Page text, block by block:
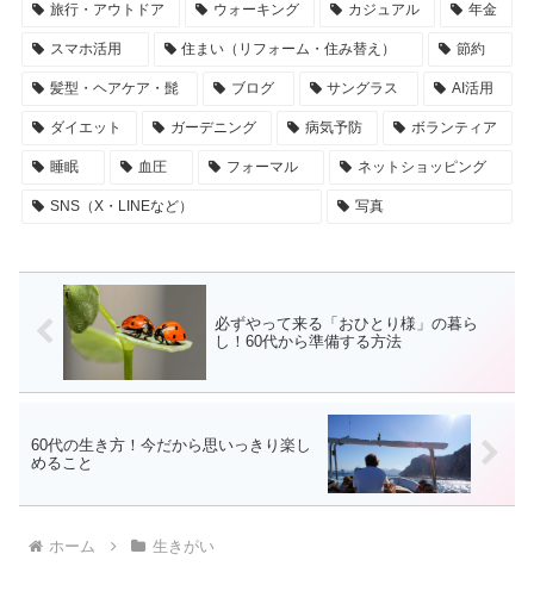
旅行・アウトドア ウォーキング カジュアル 年金
スマホ活用 住まい（リフォーム・住み替え） 節約
髪型・ヘアケア・髭 ブログ サングラス AI活用
ダイエット ガーデニング 病気予防 ボランティア
睡眠 血圧 フォーマル ネットショッピング
SNS（X・LINEなど） 写真
必ずやって来る「おひとり様」の暮ら
し！60代から準備する方法
60代の生き方！今だから思いっきり楽し
めること
ホーム 生きがい